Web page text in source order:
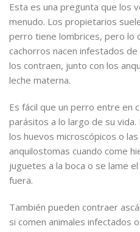
Esta es una pregunta que los
menudo. Los propietarios
perro tiene lombrices, pero lo
cachorros nacen infestados
los contraen, junto con los
leche materna.
Es fácil que un perro entre en
parásitos a lo largo de su
los huevos microscópicos o
anquilostomas cuando come
juguetes a la boca o se lame
fuera.
También pueden contraer
si comen animales infectados